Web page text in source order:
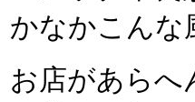
かなかこんな
お店があらへ